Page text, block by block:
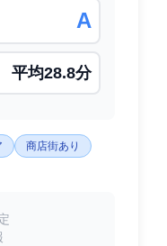
A
平均28.8分
商店街あり